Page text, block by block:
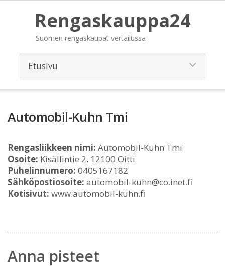
Rengaskauppa24
Suomen rengaskaupat vertailussa
Automobil-Kuhn Tmi
Rengasliikkeen nimi: Automobil-Kuhn Tmi
Osoite: Kisällintie 2, 12100 Oitti
Puhelinnumero: 0405167182
Sähköpostiosoite: automobil-kuhn@co.inet.fi
Kotisivut: www.automobil-kuhn.fi
Anna pisteet